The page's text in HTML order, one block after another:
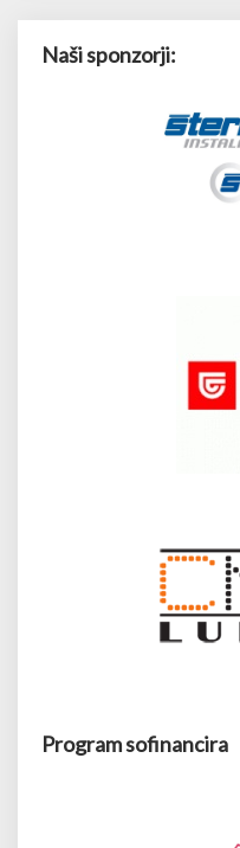
Naši sponzorji:
Program sofinancira